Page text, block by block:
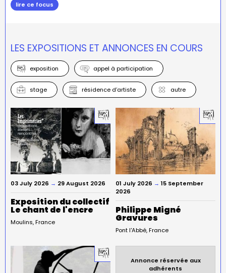
lire ce focus
LES EXPOSITIONS ET ANNONCES EN COURS
exposition appel à participation
stage résidence d’artiste autre
03 July 2026 → 29 August 2026
Exposition du collectif
Le chant de l'encre
Moulins France
01 July 2026 → 15 September
2026
Philippe Migné
Gravures
Pont l'Abbé France
Annonce réservée aux
adhérents